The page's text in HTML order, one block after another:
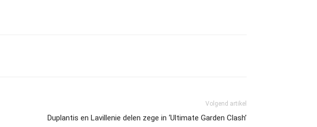
Volgend artikel
Duplantis en Lavillenie delen zege in ‘Ultimate Garden Clash’